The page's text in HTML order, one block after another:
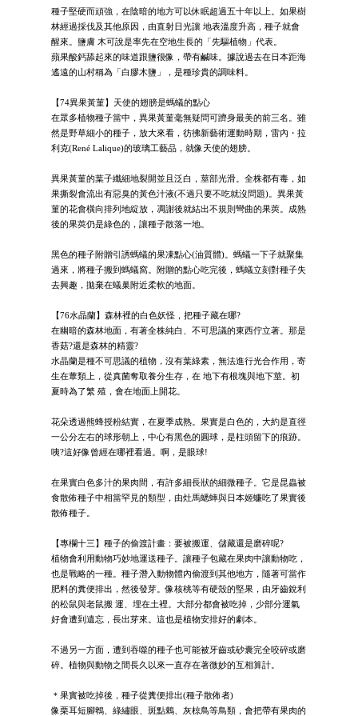
種子堅硬而頑強，在陰暗的地方可以休眠超過五十年以上。如果樹
林經過採伐及其他原因，由直射日光讓 地表溫度升高，種子就會
醒來。鹽膚 木可說是率先在空地生長的「先驅植物」代表。
蘋果酸鈣舔起來的味道跟鹽很像，帶有鹹味。據說過去在日本距海
遙遠的山村稱為「白膠木鹽」，是種珍貴的調味料。
【74異果黃菫】天使的翅膀是螞蟻的點心
在眾多植物種子當中，異果黃菫毫無疑問可躋身最美的前三名。雖
然是野草細小的種子，放大來看，彷彿新藝術運動時期，雷內・拉
利克(René Lalique)的玻璃工藝品，就像天使的翅膀。
異果黃菫的葉子纖細地裂開並且泛白，莖部光滑。全株都有毒，如
果撕裂會流出有惡臭的黃色汁液(不過只要不吃就沒問題)。異果黃
菫的花會橫向排列地綻放，凋謝後就結出不規則彎曲的果莢。成熟
後的果莢仍是綠色的，讓種子散落一地。
黑色的種子附贈引誘螞蟻的果凍點心(油質體)。螞蟻一下子就聚集
過來，將種子搬到螞蟻窩。附贈的點心吃完後，螞蟻立刻對種子失
去興趣，拋棄在蟻巢附近柔軟的地面。
【76水晶蘭】森林裡的白色妖怪，把種子藏在哪?
在幽暗的森林地面，有著全株純白、不可思議的東西佇立著。那是
香菇?還是森林的精靈?
水晶蘭是種不可思議的植物，沒有葉綠素，無法進行光合作用，寄
生在蕈類上，從真菌奪取養分生存，在 地下有根塊與地下莖。初
夏時為了繁 殖，會在地面上開花。
花朵透過熊蜂授粉結實，在夏季成熟。果實是白色的，大約是直徑
一公分左右的球形朝上，中心有黑色的圓球，是柱頭留下的痕跡。
咦?這好像曾經在哪裡看過。啊，是眼球!
在果實白色多汁的果肉間，有許多細長狀的細微種子。它是昆蟲被
食散佈種子中相當罕見的類型，由灶馬蟋蟀與日本姬蠊吃了果實後
散佈種子。
【專欄十三】種子的偷渡計畫：要被搬運、儲藏還是磨碎呢?
植物會利用動物巧妙地運送種子。讓種子包藏在果肉中讓動物吃，
也是戰略的一種。種子潛入動物體內偷渡到其他地方，隨著可當作
肥料的糞便排出，然後發芽。像核桃等有硬殼的堅果，由牙齒銳利
的松鼠與老鼠搬 運、埋在土裡。大部分都會被吃掉，少部分運氣
好會遭到遺忘，長出芽來。這也是植物安排好的劇本。
不過另一方面，遭到吞噬的種子也可能被牙齒或砂囊完全咬碎或磨
碎。植物與動物之間長久以來一直存在著微妙的互相算計。
＊果實被吃掉後，種子從糞便排出(種子散佈者)
像栗耳短腳鵯、綠繡眼、斑點鶇、灰椋鳥等鳥類，會把帶有果肉的